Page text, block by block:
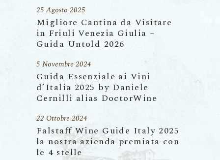
Migliore Cantina da Visitare
in Friuli Venezia Giulia –
Guida Untold 2026
25 Agosto 2025
Guida Essenziale ai Vini
d’Italia 2025 by Daniele
Cernilli alias DoctorWine
5 Novembre 2024
Falstaff Wine Guide Italy 2025
la nostra azienda premiata con
le 4 stelle
22 Ottobre 2024